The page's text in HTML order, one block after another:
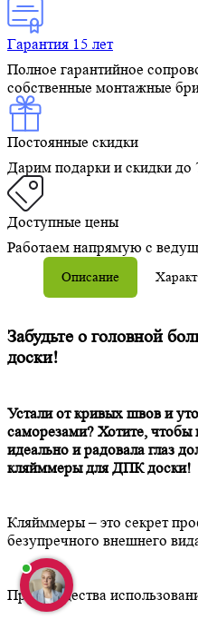
Гарантия 15 лет
Полное гарантийное
собственные монтажные
Постоянные скидки
Дарим подарки и скидки до
Доступные цены
Работаем напрямую с
Описание
Забудьте о головной
доски!
Устали от кривых швов и
саморезами? Хотите, чтобы
идеально и радовала глаз
кляйммеры для ДПК доски!
Кляйммеры – это секрет
безупречного внешнего
Преимущества